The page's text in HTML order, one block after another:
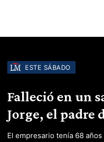
ESTE SÁBADO
Falleció en un
Jorge, el padre
El empresario tenía 68